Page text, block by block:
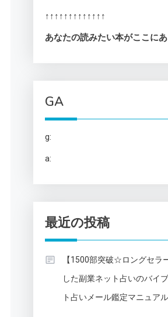
↑↑↑↑↑↑↑↑↑↑↑↑↑
あなたの読みたい本がここにあ
GA
g:
a:
最近の投稿
【1500部突破☆ロングセラ
した副業ネット占いのバイ
ト占いメール鑑定マニュア